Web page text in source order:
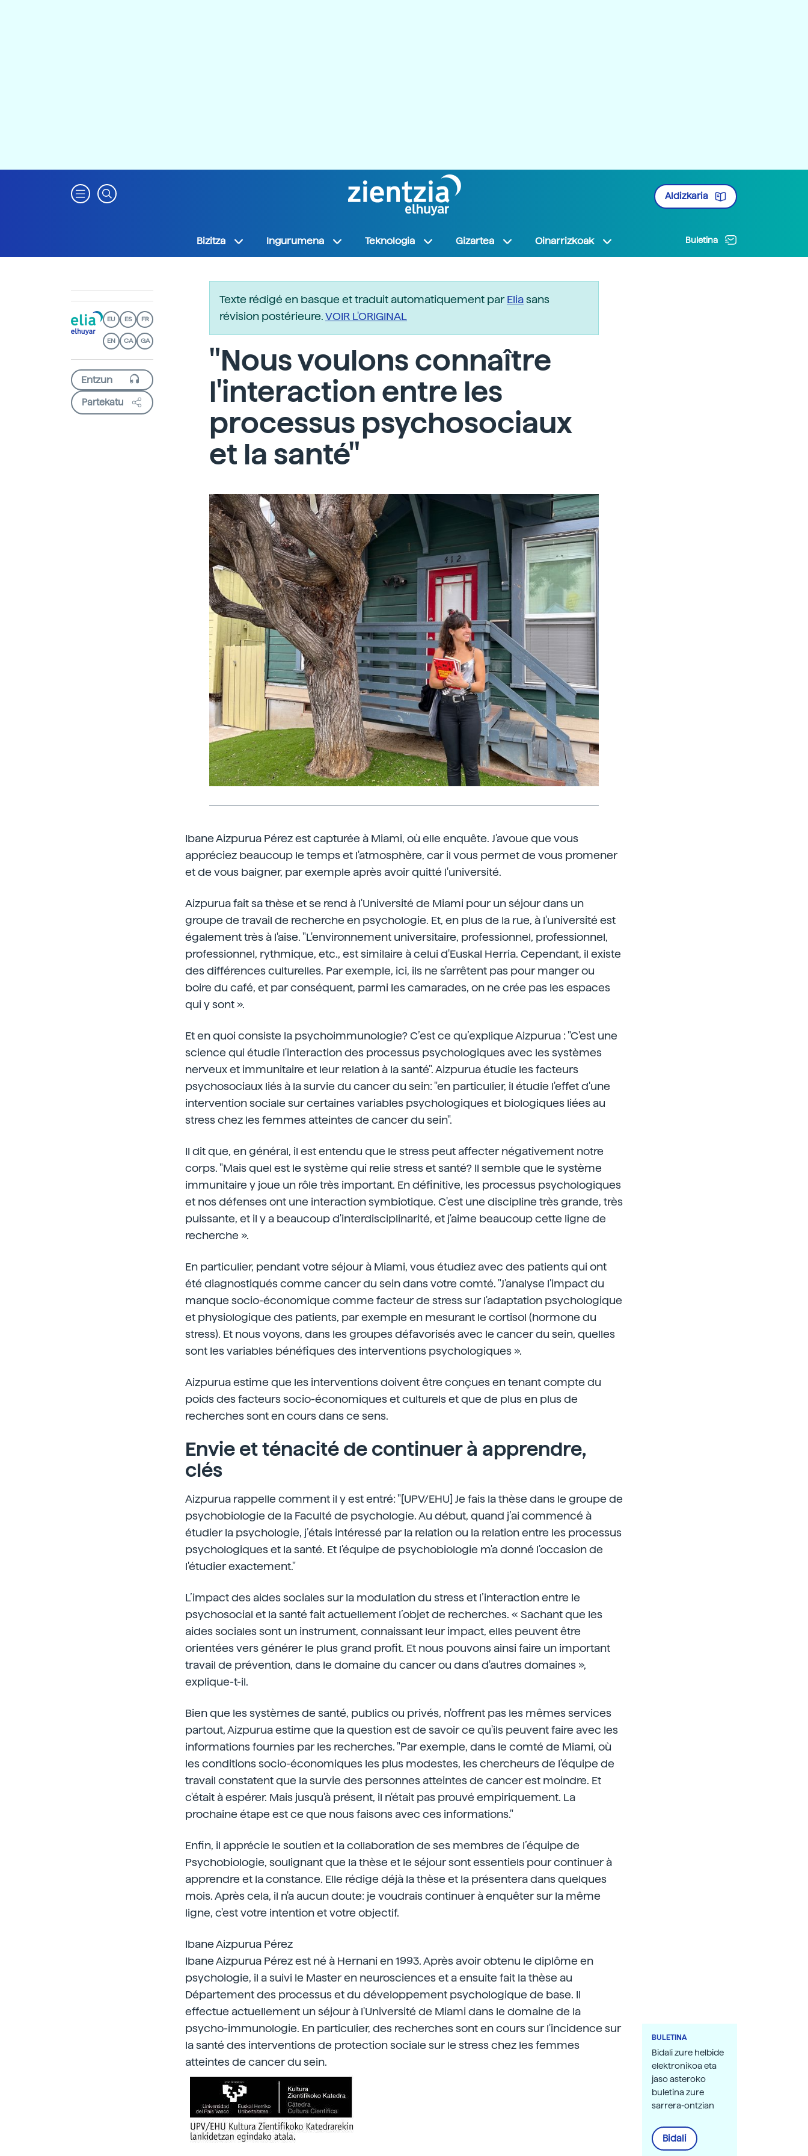
Aldizkaria
Bizitza Ingurumena Teknologia Gizartea Oinarrizkoak Buletina
EU ES FR
EN CA GA
Partekatu
Texte rédigé en basque et traduit automatiquement parEliasans
révision postérieure.VOIR L'ORIGINAL
"Nous voulons connaître
l'interaction entre les
processus psychosociaux
et la santé"
Ibane Aizpurua Pérez est capturée à Miami, où elle enquête. J'avoue que vous
appréciez beaucoup le temps et l'atmosphère, car il vous permet de vous promener
et de vous baigner, par exemple après avoir quitté l'université.
Aizpurua fait sa thèse et se rend à l'Université de Miami pour un séjour dans un
groupe de travail de recherche en psychologie. Et, en plus de la rue, à l'université est
également très à l'aise. "L'environnement universitaire, professionnel, professionnel,
professionnel, rythmique, etc., est similaire à celui d'Euskal Herria. Cependant, il existe
des différences culturelles. Par exemple, ici, ils ne s'arrêtent pas pour manger ou
boire du café, et par conséquent, parmi les camarades, on ne crée pas les espaces
qui y sont ».
Et en quoi consiste la psychoimmunologie? C’est ce qu’explique Aizpurua : "C'est une
science qui étudie l'interaction des processus psychologiques avec les systèmes
nerveux et immunitaire et leur relation à la santé". Aizpurua étudie les facteurs
psychosociaux liés à la survie du cancer du sein: "en particulier, il étudie l'effet d'une
intervention sociale sur certaines variables psychologiques et biologiques liées au
stress chez les femmes atteintes de cancer du sein".
Il dit que, en général, il est entendu que le stress peut affecter négativement notre
corps. "Mais quel est le système qui relie stress et santé? Il semble que le système
immunitaire y joue un rôle très important. En définitive, les processus psychologiques
et nos défenses ont une interaction symbiotique. C'est une discipline très grande, très
puissante, et il y a beaucoup d'interdisciplinarité, et j'aime beaucoup cette ligne de
recherche ».
En particulier, pendant votre séjour à Miami, vous étudiez avec des patients qui ont
été diagnostiqués comme cancer du sein dans votre comté. "J'analyse l'impact du
manque socio-économique comme facteur de stress sur l'adaptation psychologique
et physiologique des patients, par exemple en mesurant le cortisol (hormone du
stress). Et nous voyons, dans les groupes défavorisés avec le cancer du sein, quelles
sont les variables bénéfiques des interventions psychologiques ».
Aizpurua estime que les interventions doivent être conçues en tenant compte du
poids des facteurs socio-économiques et culturels et que de plus en plus de
recherches sont en cours dans ce sens.
Envie et ténacité de continuer à apprendre,
clés
Aizpurua rappelle comment il y est entré: "[UPV/EHU] Je fais la thèse dans le groupe de
psychobiologie de la Faculté de psychologie. Au début, quand j’ai commencé à
étudier la psychologie, j’étais intéressé par la relation ou la relation entre les processus
psychologiques et la santé. Et l'équipe de psychobiologie m'a donné l'occasion de
l'étudier exactement."
L’impact des aides sociales sur la modulation du stress et l’interaction entre le
psychosocial et la santé fait actuellement l’objet de recherches. « Sachant que les
aides sociales sont un instrument, connaissant leur impact, elles peuvent être
orientées vers générer le plus grand profit. Et nous pouvons ainsi faire un important
travail de prévention, dans le domaine du cancer ou dans d'autres domaines »,
explique-t-il.
Bien que les systèmes de santé, publics ou privés, n'offrent pas les mêmes services
partout, Aizpurua estime que la question est de savoir ce qu'ils peuvent faire avec les
informations fournies par les recherches. "Par exemple, dans le comté de Miami, où
les conditions socio-économiques les plus modestes, les chercheurs de l'équipe de
travail constatent que la survie des personnes atteintes de cancer est moindre. Et
c'était à espérer. Mais jusqu'à présent, il n'était pas prouvé empiriquement. La
prochaine étape est ce que nous faisons avec ces informations."
Enfin, il apprécie le soutien et la collaboration de ses membres de l’équipe de
Psychobiologie, soulignant que la thèse et le séjour sont essentiels pour continuer à
apprendre et la constance. Elle rédige déjà la thèse et la présentera dans quelques
mois. Après cela, il n'a aucun doute: je voudrais continuer à enquêter sur la même
ligne, c'est votre intention et votre objectif.
Ibane Aizpurua Pérez
Ibane Aizpurua Pérez est né à Hernani en 1993. Après avoir obtenu le diplôme en
psychologie, il a suivi le Master en neurosciences et a ensuite fait la thèse au
Département des processus et du développement psychologique de base. Il
effectue actuellement un séjour à l'Université de Miami dans le domaine de la
psycho-immunologie. En particulier, des recherches sont en cours sur l'incidence sur
la santé des interventions de protection sociale sur le stress chez les femmes
atteintes de cancer du sein.
BULETINA
Bidali zure helbide
elektronikoa eta
jaso asteroko
buletina zure
sarrera-ontzian
Bidali